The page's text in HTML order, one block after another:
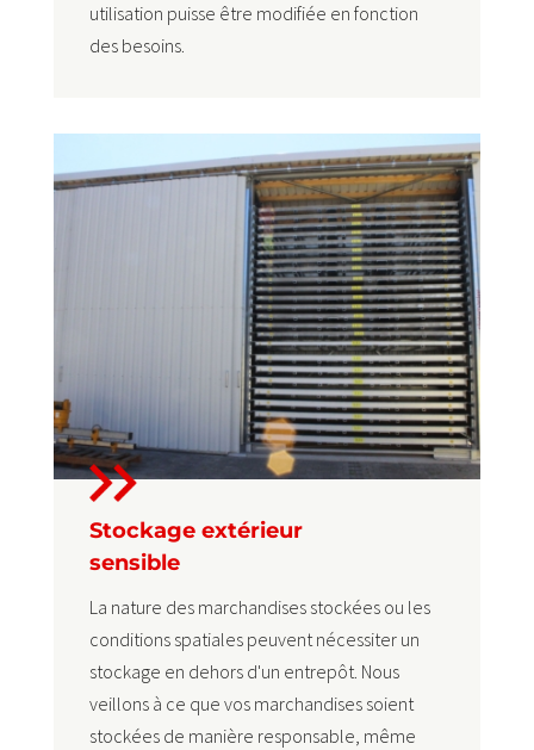
utilisation puisse être modifiée en fonction
des besoins.
Stockage extérieur
sensible
La nature des marchandises stockées ou les
conditions spatiales peuvent nécessiter un
stockage en dehors d'un entrepôt. Nous
veillons à ce que vos marchandises soient
stockées de manière responsable, même